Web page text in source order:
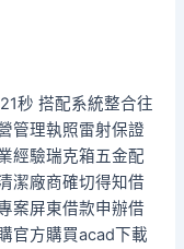
秒 搭配系統整合往
管理執照雷射保證
經驗瑞克箱五金配
潔廠商確切得知借
案屏東借款申辦借
官方購買acad下載